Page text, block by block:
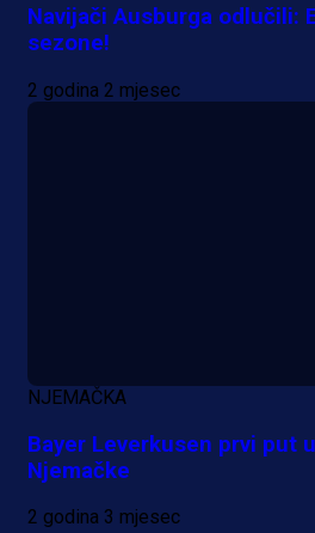
Da li je selektor
je Barbarez
Alajbegovića u
Navijači Ausburga odlučili:
sezone!
2 godina 2 mjesec
NJEMAČKA
Bayer Leverkusen prvi put
Njemačke
2 godina 3 mjesec